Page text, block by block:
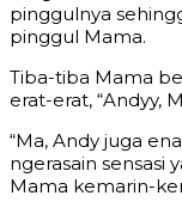
pinggulnya
pinggul Mama.
Tiba-tiba Mama
erat-erat, “Andyy,
“Ma, Andy juga
ngerasain sensasi
Mama kemarin-